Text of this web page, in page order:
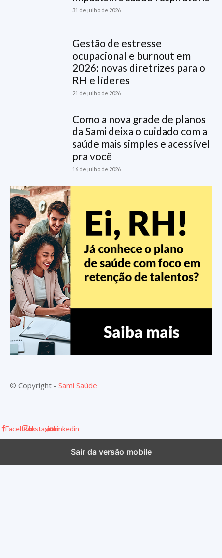
31 de julho de 2026
Gestão de estresse
ocupacional e burnout em
2026: novas diretrizes para o
RH e líderes
21 de julho de 2026
Como a nova grade de planos
da Sami deixa o cuidado com a
saúde mais simples e acessível
pra você
16 de julho de 2026
© Copyright - Sami Saúde
FacebookInstagramLinkedin
Sair da versão mobile